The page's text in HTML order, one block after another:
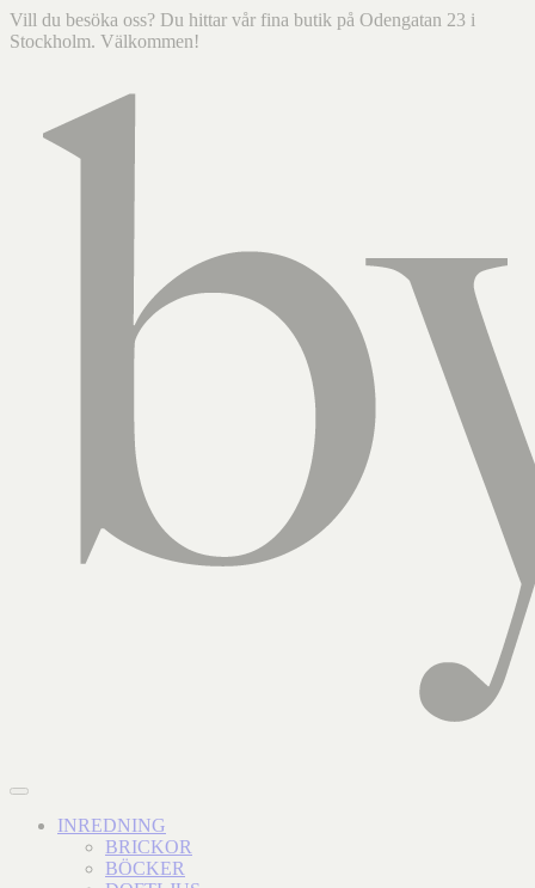
Vill du besöka oss? Du hittar vår fina butik på Odengatan 23 i
Stockholm. Välkommen!
INREDNING
BRICKOR
BÖCKER